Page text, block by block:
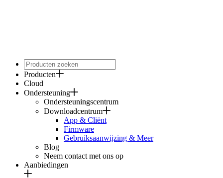
Producten
Cloud
Ondersteuning
Ondersteuningscentrum
Downloadcentrum
App & Cliënt
Firmware
Gebruiksaanwijzing & Meer
Blog
Neem contact met ons op
Aanbiedingen